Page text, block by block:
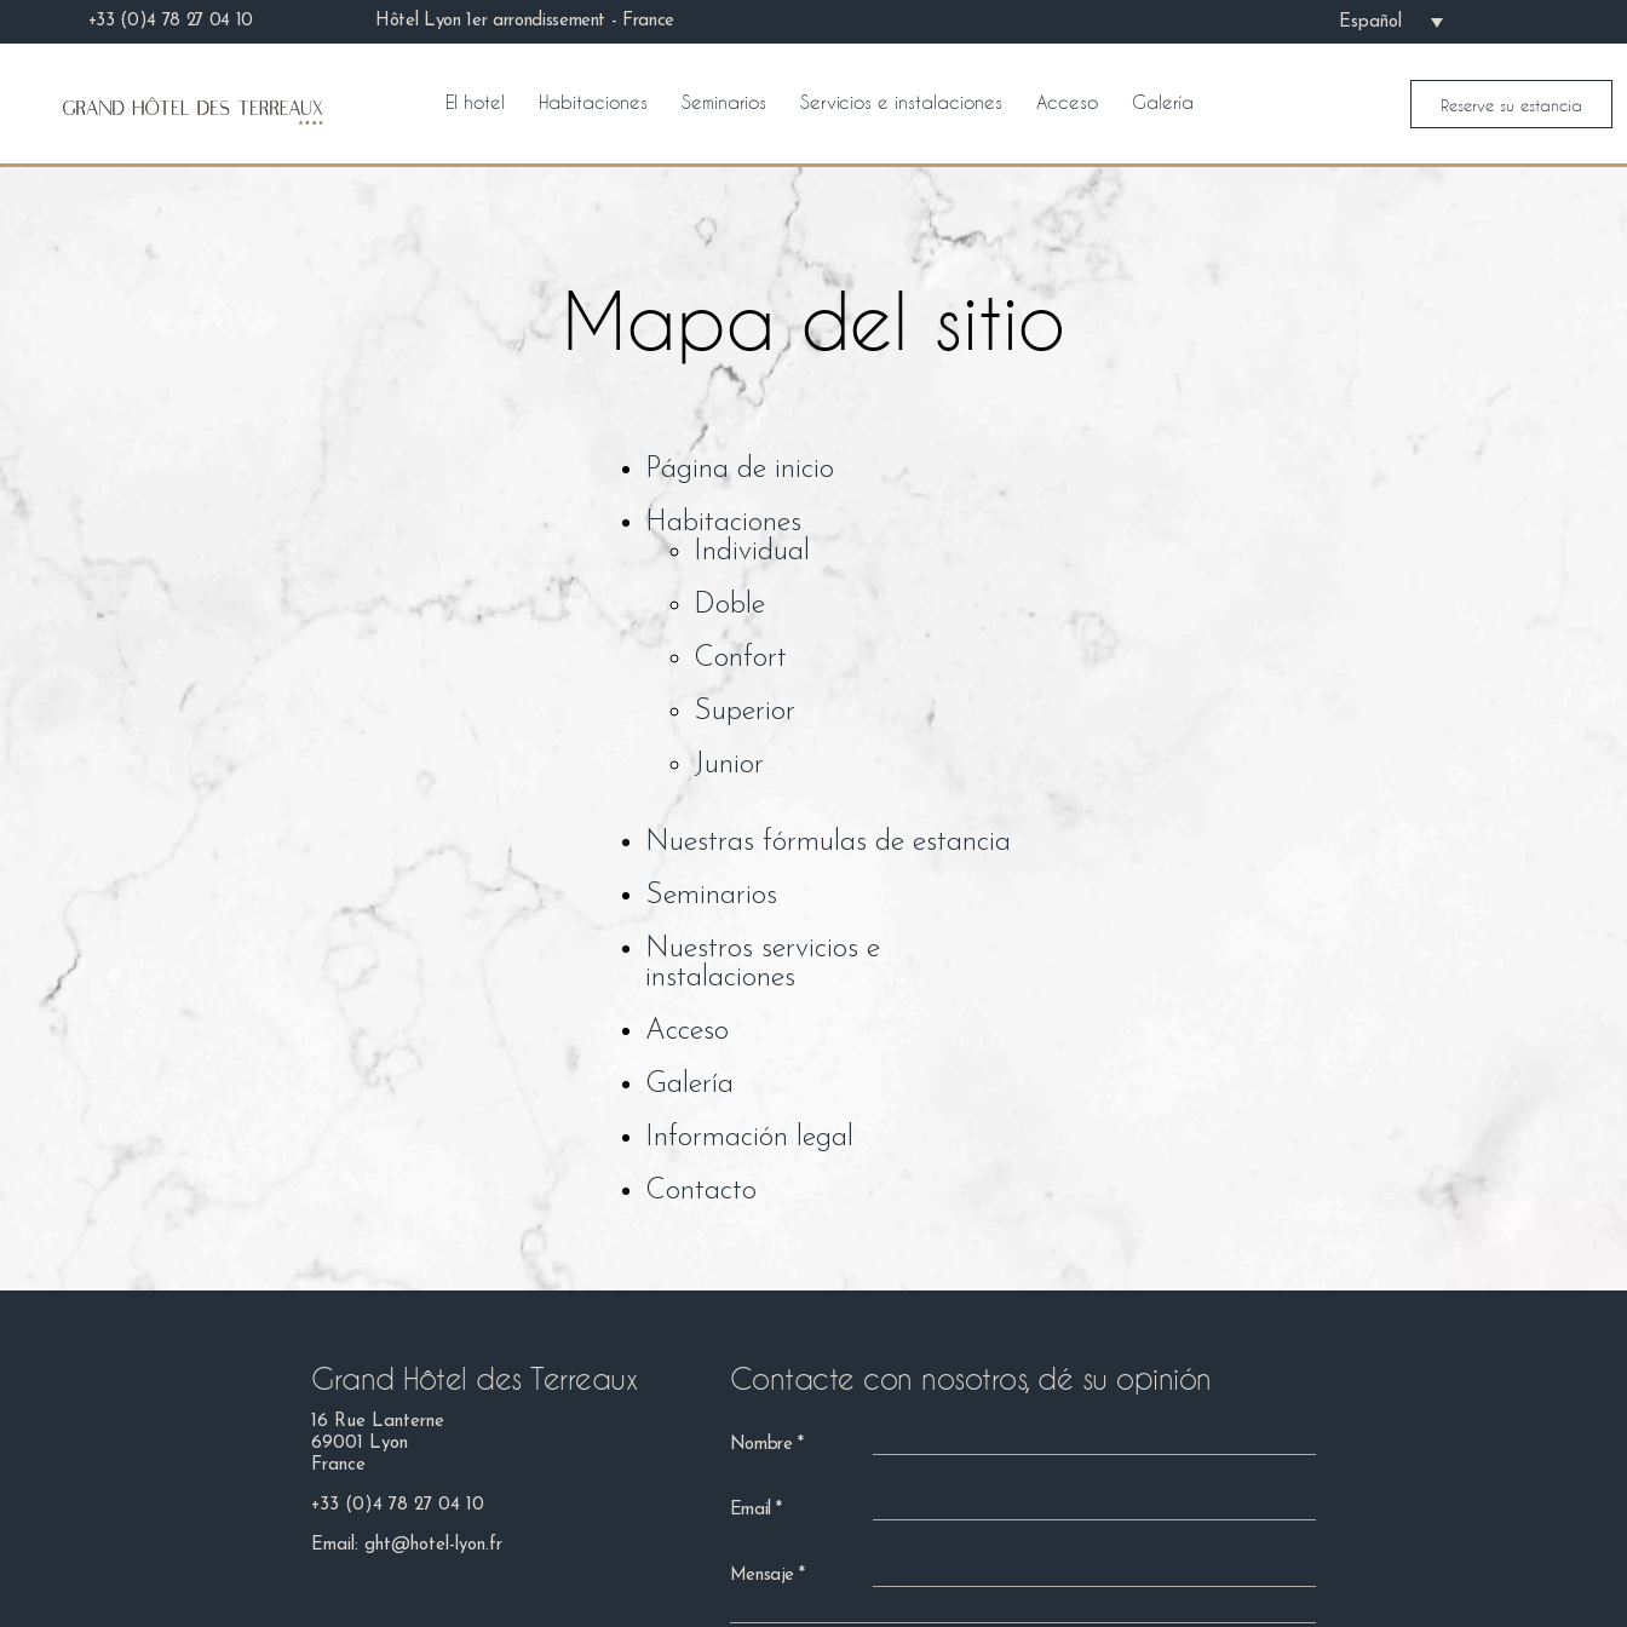
+33 (0)4 78 27 04 10 Hôtel Lyon 1er arrondissement - France Español
El hotel Habitaciones Seminarios Servicios e instalaciones Acceso Galería Reserve su estancia
Mapa del sitio
Página de inicio
Habitaciones
Individual
Doble
Confort
Superior
Junior
Nuestras fórmulas de estancia
Seminarios
Nuestros servicios e
instalaciones
Acceso
Galería
Información legal
Contacto
Grand Hôtel des Terreaux
16 Rue Lanterne
69001 Lyon
France
+33 (0)4 78 27 04 10
Email: ght@hotel-lyon.fr
Contacte con nosotros, dé su opinión
Nombre
Email
Mensaje